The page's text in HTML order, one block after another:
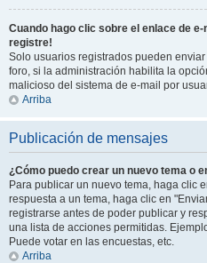
Cuando hago clic sobre el enlace de
registre!
Solo usuarios registrados pueden
foro, si la administración habilita la
malicioso del sistema de e-mail por
Arriba
Publicación de mensajes
¿Cómo puedo crear un nuevo tema o
Para publicar un nuevo tema, haga clic
respuesta a un tema, haga clic en
registrarse antes de poder publicar y
una lista de acciones permitidas.
Puede votar en las encuestas, etc.
Arriba